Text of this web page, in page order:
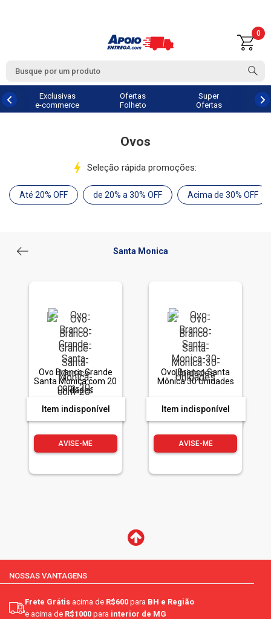
0
Exclusivas
e-commerce
Ofertas
Folheto
Super
Ofertas
Ovos
Seleção rápida promoções:
Até 20% OFF de 20% a 30% OFF Acima de 30% OFF
Santa Monica
Ovo Branco Grande
Santa Monica com 20
Unidades
Item indisponível
AVISE-ME
Ovo Branco Santa
Mônica 30 Unidades
Item indisponível
AVISE-ME
NOSSAS VANTAGENS
Frete Grátis acima de R$600 para BH e Região
e acima de R$1000 para interior de MG